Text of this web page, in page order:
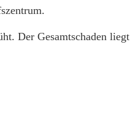
Der Gesamtschaden liegt